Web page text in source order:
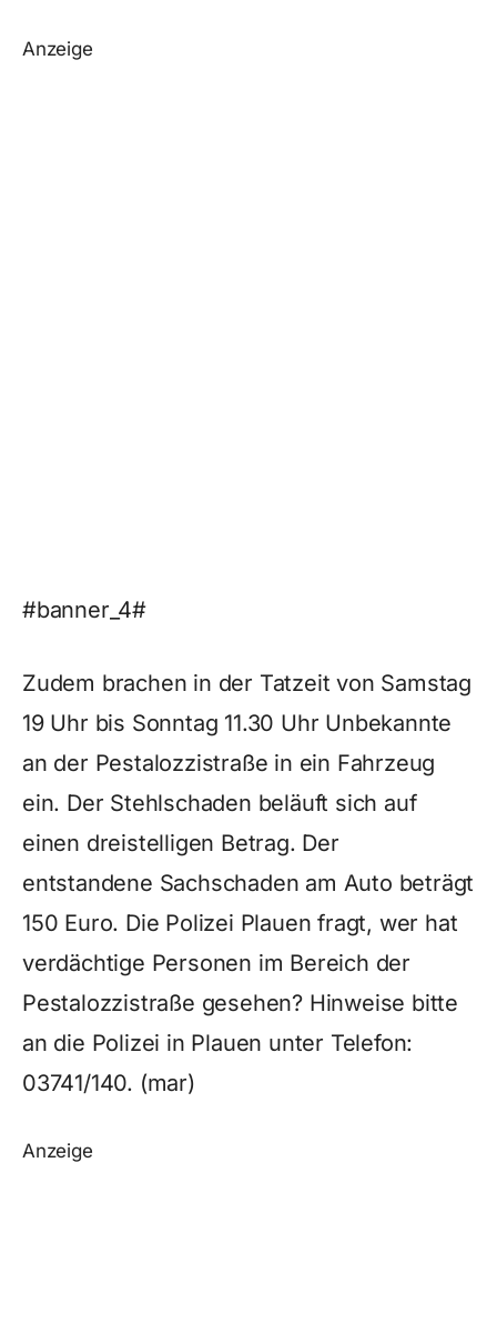
Anzeige
#banner_4#
Zudem brachen in der Tatzeit von Samstag
19 Uhr bis Sonntag 11.30 Uhr Unbekannte
an der Pestalozzistraße in ein Fahrzeug
ein. Der Stehlschaden beläuft sich auf
einen dreistelligen Betrag. Der
entstandene Sachschaden am Auto beträgt
150 Euro. Die Polizei Plauen fragt, wer hat
verdächtige Personen im Bereich der
Pestalozzistraße gesehen? Hinweise bitte
an die Polizei in Plauen unter Telefon:
03741/140. (mar)
Anzeige